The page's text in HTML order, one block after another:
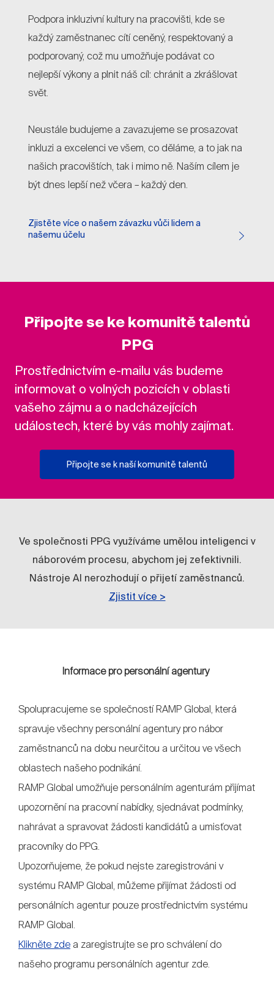
Podpora inkluzivní kultury na pracovišti, kde se
každý zaměstnanec cítí ceněný, respektovaný a
podporovaný, což mu umožňuje podávat co
nejlepší výkony a plnit náš cíl: chránit a zkrášlovat
svět.
Neustále budujeme a zavazujeme se prosazovat
inkluzi a excelenci ve všem, co děláme, a to jak na
našich pracovištích, tak i mimo ně. Naším cílem je
být dnes lepší než včera – každý den.
Zjistěte více o našem závazku vůči lidem a
našemu účelu
Připojte se ke komunitě talentů
PPG
Prostřednictvím e-mailu vás budeme
informovat o volných pozicích v oblasti
vašeho zájmu a o nadcházejících
událostech, které by vás mohly zajímat.
Připojte se k naší komunitě talentů
Ve společnosti PPG využíváme umělou inteligenci v
náborovém procesu, abychom jej zefektivnili.
Nástroje AI nerozhodují o přijetí zaměstnanců.
Zjistit více >
Informace pro personální agentury
Spolupracujeme se společností RAMP Global, která
spravuje všechny personální agentury pro nábor
zaměstnanců na dobu neurčitou a určitou ve všech
oblastech našeho podnikání.
RAMP Global umožňuje personálním agenturám přijímat
upozornění na pracovní nabídky, sjednávat podmínky,
nahrávat a spravovat žádosti kandidátů a umisťovat
pracovníky do PPG.
Upozorňujeme, že pokud nejste zaregistrováni v
systému RAMP Global, můžeme přijímat žádosti od
personálních agentur pouze prostřednictvím systému
RAMP Global.
Klikněte zde a zaregistrujte se pro schválení do
našeho programu personálních agentur zde.